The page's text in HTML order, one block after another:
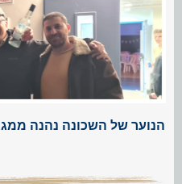
הנוער של השכונה נהנה